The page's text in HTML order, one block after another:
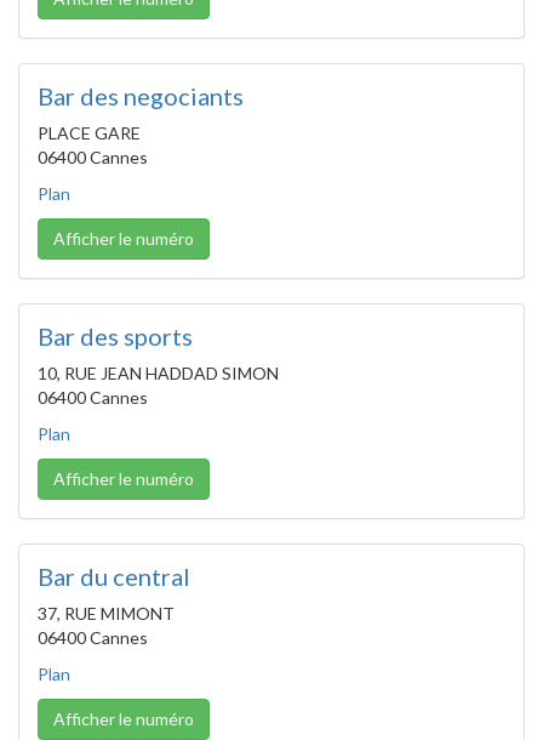
Bar des negociants
PLACE GARE
06400 Cannes
Plan
Afficher le numéro
Bar des sports
10, RUE JEAN HADDAD SIMON
06400 Cannes
Plan
Afficher le numéro
Bar du central
37, RUE MIMONT
06400 Cannes
Plan
Afficher le numéro